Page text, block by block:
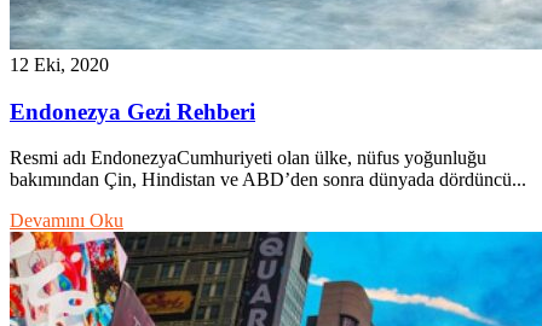
12 Eki, 2020
Endonezya Gezi Rehberi
Resmi adı EndonezyaCumhuriyeti olan ülke, nüfus yoğunluğu
bakımından Çin, Hindistan ve ABD’den sonra dünyada dördüncü...
Devamını Oku